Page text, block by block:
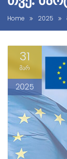
o
Home 2025
31
მარ
2025